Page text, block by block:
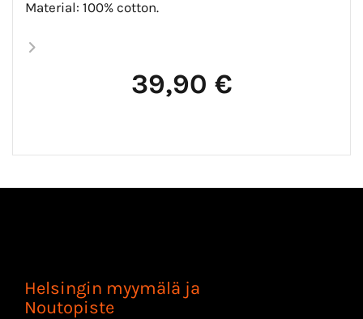
Material: 100% cotton.
39,90 €
Helsingin myymälä ja
Noutopiste